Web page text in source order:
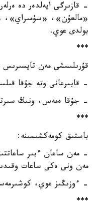
- قازىرگى ايەلدەر دە
«مالعۇن»، «سۇمىراي»،
بولدى عوي.
***
قۇرىلىسشى مەن
- قابىرعانى وتە جۇقا
- جۇقا ەمەس، ونىڭ
***
باستىق كومەكشىسىنە:
- مەن ساعان ءبىر
مەن ونى ەكى ساعات
- ءوزىڭىز عوي،
***